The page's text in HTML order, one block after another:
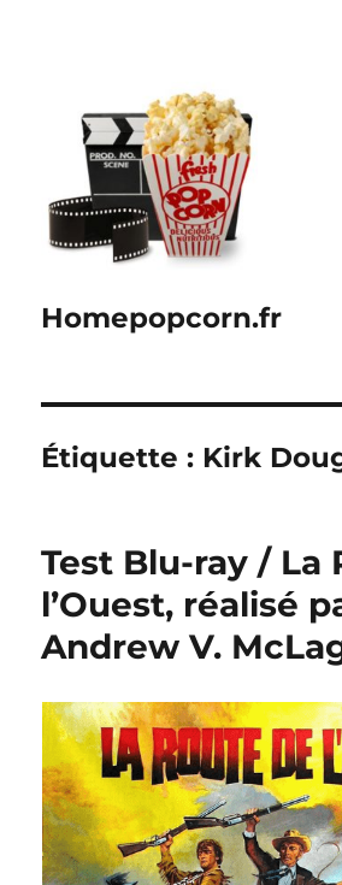
Homepopcorn.fr
Étiquette : Kirk
Test Blu-ray / La
l’Ouest, réalisé
Andrew V.